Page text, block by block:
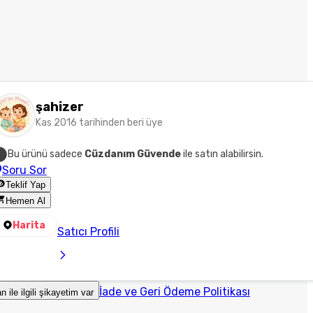
şahizer
Kas 2016 tarihinden beri üye
Bu ürünü sadece Cüzdanım Güvendeile satın alabilirsin.
Soru Sor
Teklif Yap
Hemen Al
Harita Satıcı Profili
ile ilgili şikayetim var İade ve Geri Ödeme Politikası